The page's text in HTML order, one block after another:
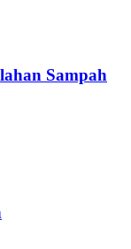
Sampah